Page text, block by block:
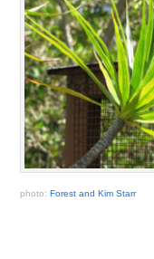
photo: Forest and Kim Starr